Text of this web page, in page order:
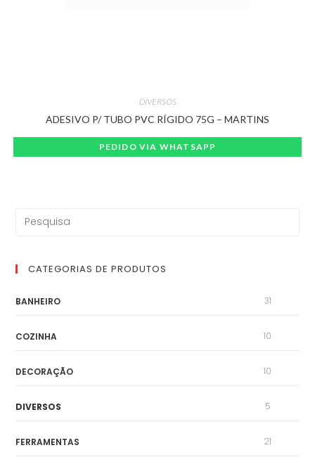
DIVERSOS
ADESIVO P/ TUBO PVC RÍGIDO 75G – MARTINS
PEDIDO VIA WHATSAPP
CATEGORIAS DE PRODUTOS
BANHEIRO 31
COZINHA 10
DECORAÇÃO 10
DIVERSOS 5
FERRAMENTAS 21